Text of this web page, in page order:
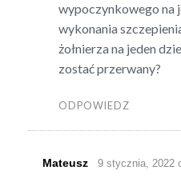
wypoczynkowego na
wykonania
żołnierza na jeden
zostać przerwany?
ODPOWIEDZ
Mateusz 9 stycznia, 2022